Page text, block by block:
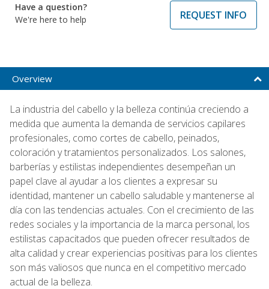
Have a question?
We're here to help
REQUEST INFO
Overview
La industria del cabello y la belleza continúa creciendo a
medida que aumenta la demanda de servicios capilares
profesionales, como cortes de cabello, peinados,
coloración y tratamientos personalizados. Los salones,
barberías y estilistas independientes desempeñan un
papel clave al ayudar a los clientes a expresar su
identidad, mantener un cabello saludable y mantenerse al
día con las tendencias actuales. Con el crecimiento de las
redes sociales y la importancia de la marca personal, los
estilistas capacitados que pueden ofrecer resultados de
alta calidad y crear experiencias positivas para los clientes
son más valiosos que nunca en el competitivo mercado
actual de la belleza.